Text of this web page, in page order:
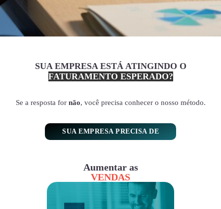
SUA EMPRESA ESTÁ ATINGINDO O
FATURAMENTO ESPERADO?
Se a resposta for não, você precisa conhecer o nosso método.
SUA EMPRESA PRECISA DE
Aumentar as
VENDAS